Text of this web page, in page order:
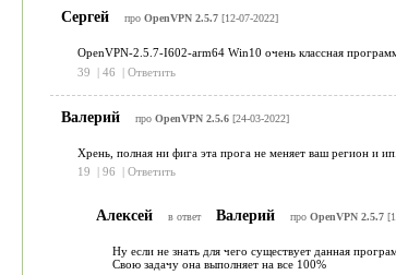
Сергей про OpenVPN 2.5.7[12-07-2022]
OpenVPN-2.5.7-I602-arm64 Win10 очень классная
39
| 46 | Ответить
Валерий про OpenVPN 2.5.6[24-03-2022]
Хрень, полная ни фига эта прога не меняет ваш регион и
19
| 96 | Ответить
Алексей в ответ Валерий про OpenVPN 2.5.7
Ну если не знать для чего существует данная
Свою задачу она выполняет на все 100%